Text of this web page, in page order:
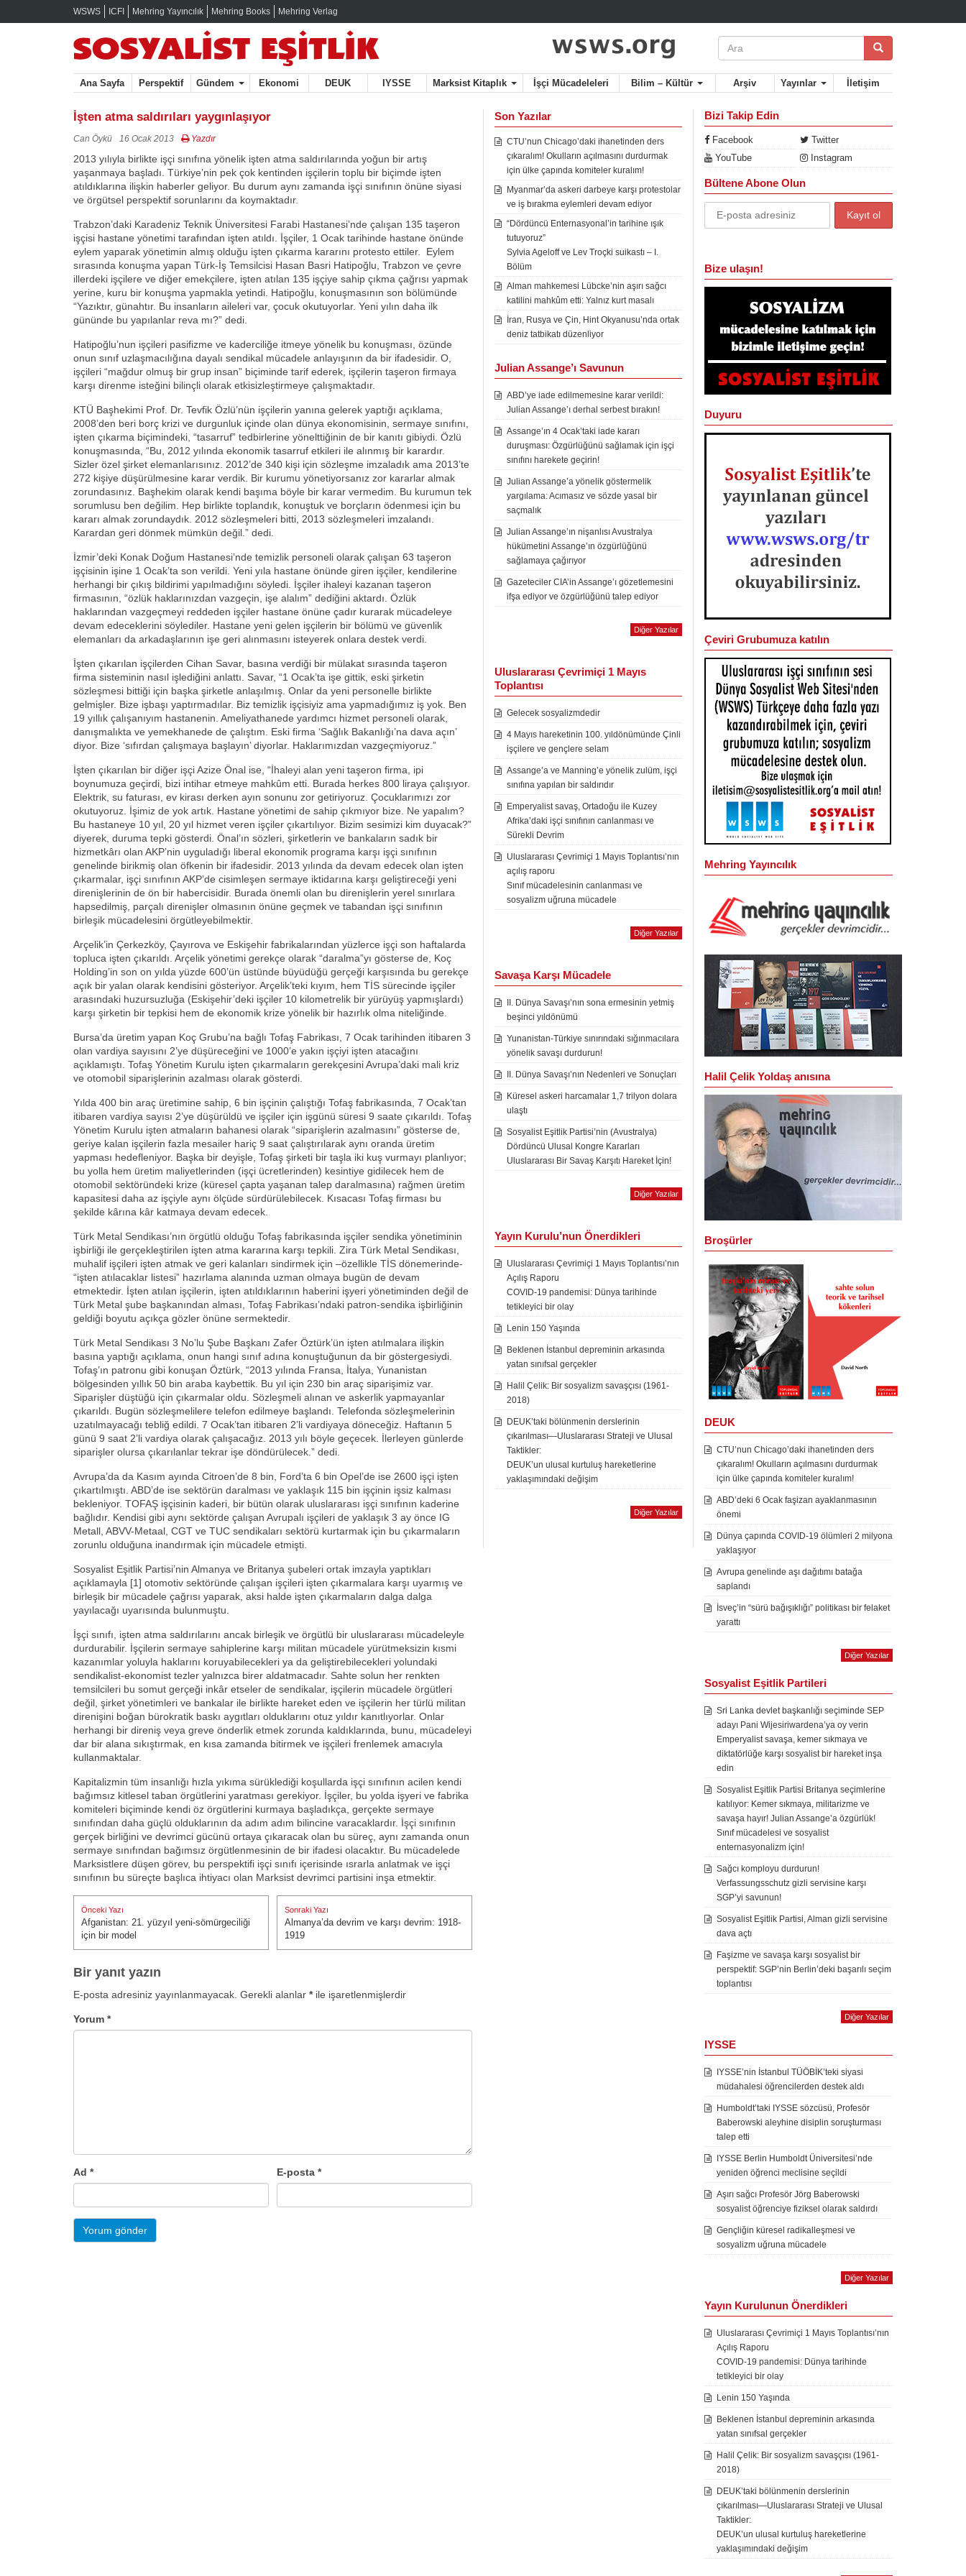
WSWS ICFI Mehring Yayıncılık Mehring Books Mehring Verlag
Ana Sayfa Perspektif Gündem Ekonomi DEUK IYSSE Marksist Kitaplık İşçi Mücadeleleri Bilim – Kültür Arşiv Yayınlar İletişim
İşten atma saldırıları yaygınlaşıyor
Can Öykü 16 Ocak 2013 Yazdır
2013 yılıyla birlikte işçi sınıfına yönelik işten atma saldırılarında yoğun bir artış
yaşanmaya başladı. Türkiye’nin pek çok kentinden işçilerin toplu bir biçimde işten
atıldıklarına ilişkin haberler geliyor. Bu durum aynı zamanda işçi sınıfının önüne siyasi
ve örgütsel perspektif sorunlarını da koymaktadır.
Trabzon’daki Karadeniz Teknik Üniversitesi Farabi Hastanesi’nde çalışan 135 taşeron
işçisi hastane yönetimi tarafından işten atıldı. İşçiler, 1 Ocak tarihinde hastane önünde
eylem yaparak yönetimin almış olduğu işten çıkarma kararını protesto ettiler. Eylem
sırasında konuşma yapan Türk-İş Temsilcisi Hasan Basri Hatipoğlu, Trabzon ve çevre
illerdeki işçilere ve diğer emekçilere, işten atılan 135 işçiye sahip çıkma çağrısı yapmak
yerine, kuru bir konuşma yapmakla yetindi. Hatipoğlu, konuşmasının son bölümünde
“Yazıktır, günahtır. Bu insanların aileleri var, çocuk okutuyorlar. Yeni yılın daha ilk
gününde bu yapılanlar reva mı?” dedi.
Hatipoğlu’nun işçileri pasifizme ve kaderciliğe itmeye yönelik bu konuşması, özünde
onun sınıf uzlaşmacılığına dayalı sendikal mücadele anlayışının da bir ifadesidir. O,
işçileri “mağdur olmuş bir grup insan” biçiminde tarif ederek, işçilerin taşeron firmaya
karşı direnme isteğini bilinçli olarak etkisizleştirmeye çalışmaktadır.
KTÜ Başhekimi Prof. Dr. Tevfik Özlü’nün işçilerin yanına gelerek yaptığı açıklama,
2008’den beri borç krizi ve durgunluk içinde olan dünya ekonomisinin, sermaye sınıfını,
işten çıkarma biçimindeki, “tasarruf” tedbirlerine yönelttiğinin de bir kanıtı gibiydi. Özlü
konuşmasında, “Bu, 2012 yılında ekonomik tasarruf etkileri ile alınmış bir karardır.
Sizler özel şirket elemanlarısınız. 2012’de 340 kişi için sözleşme imzaladık ama 2013’te
272 kişiye düşürülmesine karar verdik. Bir kurumu yönetiyorsanız zor kararlar almak
zorundasınız. Başhekim olarak kendi başıma böyle bir karar vermedim. Bu kurumun tek
sorumlusu ben değilim. Hep birlikte toplandık, konuştuk ve borçların ödenmesi için bu
kararı almak zorundaydık. 2012 sözleşmeleri bitti, 2013 sözleşmeleri imzalandı.
Karardan geri dönmek mümkün değil.” dedi.
İzmir’deki Konak Doğum Hastanesi’nde temizlik personeli olarak çalışan 63 taşeron
işçisinin işine 1 Ocak’ta son verildi. Yeni yıla hastane önünde giren işçiler, kendilerine
herhangi bir çıkış bildirimi yapılmadığını söyledi. İşçiler ihaleyi kazanan taşeron
firmasının, “özlük haklarınızdan vazgeçin, işe alalım” dediğini aktardı. Özlük
haklarından vazgeçmeyi reddeden işçiler hastane önüne çadır kurarak mücadeleye
devam edeceklerini söylediler. Hastane yeni gelen işçilerin bir bölümü ve güvenlik
elemanları da arkadaşlarının işe geri alınmasını isteyerek onlara destek verdi.
İşten çıkarılan işçilerden Cihan Savar, basına verdiği bir mülakat sırasında taşeron
firma sisteminin nasıl işlediğini anlattı. Savar, “1 Ocak’ta işe gittik, eski şirketin
sözleşmesi bittiği için başka şirketle anlaşılmış. Onlar da yeni personelle birlikte
gelmişler. Bize işbaşı yaptırmadılar. Biz temizlik işçisiyiz ama yapmadığımız iş yok. Ben
19 yıllık çalışanıyım hastanenin. Ameliyathanede yardımcı hizmet personeli olarak,
danışmalıkta ve yemekhanede de çalıştım. Eski firma ‘Sağlık Bakanlığı’na dava açın’
diyor. Bize ‘sıfırdan çalışmaya başlayın’ diyorlar. Haklarımızdan vazgeçmiyoruz.”
İşten çıkarılan bir diğer işçi Azize Önal ise, “İhaleyi alan yeni taşeron firma, ipi
boynumuza geçirdi, bizi intihar etmeye mahkûm etti. Burada herkes 800 liraya çalışıyor.
Elektrik, su faturası, ev kirası derken ayın sonunu zor getiriyoruz. Çocuklarımızı zor
okutuyoruz. İşimiz de yok artık. Hastane yönetimi de sahip çıkmıyor bize. Ne yapalım?
Bu hastaneye 10 yıl, 20 yıl hizmet veren işçiler çıkartılıyor. Bizim sesimizi kim duyacak?”
diyerek, duruma tepki gösterdi. Önal’ın sözleri, şirketlerin ve bankaların sadık bir
hizmetkârı olan AKP’nin uyguladığı liberal ekonomik programa karşı işçi sınıfının
genelinde birikmiş olan öfkenin bir ifadesidir. 2013 yılında da devam edecek olan işten
çıkarmalar, işçi sınıfının AKP’de cisimleşen sermaye iktidarına karşı geliştireceği yeni
direnişlerinin de ön bir habercisidir. Burada önemli olan bu direnişlerin yerel sınırlara
hapsedilmiş, parçalı direnişler olmasının önüne geçmek ve tabandan işçi sınıfının
birleşik mücadelesini örgütleyebilmektir.
Arçelik’in Çerkezköy, Çayırova ve Eskişehir fabrikalarından yüzlerce işçi son haftalarda
topluca işten çıkarıldı. Arçelik yönetimi gerekçe olarak “daralma”yı gösterse de, Koç
Holding’in son on yılda yüzde 600’ün üstünde büyüdüğü gerçeği karşısında bu gerekçe
açık bir yalan olarak kendisini gösteriyor. Arçelik’teki kıyım, hem TİS sürecinde işçiler
arasındaki huzursuzluğa (Eskişehir’deki işçiler 10 kilometrelik bir yürüyüş yapmışlardı)
karşı şirketin bir tepkisi hem de ekonomik krize yönelik bir hazırlık olma niteliğinde.
Bursa’da üretim yapan Koç Grubu’na bağlı Tofaş Fabrikası, 7 Ocak tarihinden itibaren 3
olan vardiya sayısını 2’ye düşüreceğini ve 1000’e yakın işçiyi işten atacağını
açıklamıştı. Tofaş Yönetim Kurulu işten çıkarmaların gerekçesini Avrupa’daki mali kriz
ve otomobil siparişlerinin azalması olarak gösterdi.
Yılda 400 bin araç üretimine sahip, 6 bin işçinin çalıştığı Tofaş fabrikasında, 7 Ocak’tan
itibaren vardiya sayısı 2’ye düşürüldü ve işçiler için işgünü süresi 9 saate çıkarıldı. Tofaş
Yönetim Kurulu işten atmaların bahanesi olarak “siparişlerin azalmasını” gösterse de,
geriye kalan işçilerin fazla mesailer hariç 9 saat çalıştırılarak aynı oranda üretim
yapması hedefleniyor. Başka bir deyişle, Tofaş şirketi bir taşla iki kuş vurmayı planlıyor;
bu yolla hem üretim maliyetlerinden (işçi ücretlerinden) kesintiye gidilecek hem de
otomobil sektöründeki krize (küresel çapta yaşanan talep daralmasına) rağmen üretim
kapasitesi daha az işçiyle aynı ölçüde sürdürülebilecek. Kısacası Tofaş firması bu
şekilde kârına kâr katmaya devam edecek.
Türk Metal Sendikası’nın örgütlü olduğu Tofaş fabrikasında işçiler sendika yönetiminin
işbirliği ile gerçekleştirilen işten atma kararına karşı tepkili. Zira Türk Metal Sendikası,
muhalif işçileri işten atmak ve geri kalanları sindirmek için –özellikle TİS dönemerinde-
“işten atılacaklar listesi” hazırlama alanında uzman olmaya bugün de devam
etmektedir. İşten atılan işçilerin, işten atıldıklarının haberini işyeri yönetiminden değil de
Türk Metal şube başkanından alması, Tofaş Fabrikası’ndaki patron-sendika işbirliğinin
geldiği boyutu açıkça gözler önüne sermektedir.
Türk Metal Sendikası 3 No’lu Şube Başkanı Zafer Öztürk’ün işten atılmalara ilişkin
basına yaptığı açıklama, onun hangi sınıf adına konuştuğunun da bir göstergesiydi.
Tofaş’ın patronu gibi konuşan Öztürk, “2013 yılında Fransa, İtalya, Yunanistan
bölgesinden yıllık 50 bin araba kaybettik. Bu yıl için 230 bin araç siparişimiz var.
Siparişler düştüğü için çıkarmalar oldu. Sözleşmeli alınan ve askerlik yapmayanlar
çıkarıldı. Bugün sözleşmelilere telefon edilmeye başlandı. Telefonda sözleşmelerinin
uzatılmayacağı tebliğ edildi. 7 Ocak’tan itibaren 2’li vardiyaya döneceğiz. Haftanın 5
günü 9 saat 2’li vardiya olarak çalışacağız. 2013 yılı böyle geçecek. İlerleyen günlerde
siparişler olursa çıkarılanlar tekrar işe döndürülecek.” dedi.
Avrupa’da da Kasım ayında Citroen’de 8 bin, Ford’ta 6 bin Opel’de ise 2600 işçi işten
çıkartılmıştı. ABD’de ise sektörün daralması ve yaklaşık 115 bin işçinin işsiz kalması
bekleniyor. TOFAŞ işçisinin kaderi, bir bütün olarak uluslararası işçi sınıfının kaderine
bağlıdır. Kendisi gibi aynı sektörde çalışan Avrupalı işçileri de yaklaşık 3 ay önce IG
Metall, ABVV-Metaal, CGT ve TUC sendikaları sektörü kurtarmak için bu çıkarmaların
zorunlu olduğuna inandırmak için mücadele etmişti.
Sosyalist Eşitlik Partisi’nin Almanya ve Britanya şubeleri ortak imzayla yaptıkları
açıklamayla [1] otomotiv sektöründe çalışan işçileri işten çıkarmalara karşı uyarmış ve
birleşik bir mücadele çağrısı yaparak, aksi halde işten çıkarmaların dalga dalga
yayılacağı uyarısında bulunmuştu.
İşçi sınıfı, işten atma saldırılarını ancak birleşik ve örgütlü bir uluslararası mücadeleyle
durdurabilir. İşçilerin sermaye sahiplerine karşı militan mücadele yürütmeksizin kısmi
kazanımlar yoluyla haklarını koruyabilecekleri ya da geliştirebilecekleri yolundaki
sendikalist-ekonomist tezler yalnızca birer aldatmacadır. Sahte solun her renkten
temsilcileri bu somut gerçeği inkâr etseler de sendikalar, işçilerin mücadele örgütleri
değil, şirket yönetimleri ve bankalar ile birlikte hareket eden ve işçilerin her türlü militan
direnişini boğan bürokratik baskı aygıtları olduklarını otuz yıldır kanıtlıyorlar. Onlar
herhangi bir direniş veya greve önderlik etmek zorunda kaldıklarında, bunu, mücadeleyi
dar bir alana sıkıştırmak, en kısa zamanda bitirmek ve işçileri frenlemek amacıyla
kullanmaktalar.
Kapitalizmin tüm insanlığı hızla yıkıma sürüklediği koşullarda işçi sınıfının acilen kendi
bağımsız kitlesel taban örgütlerini yaratması gerekiyor. İşçiler, bu yolda işyeri ve fabrika
komiteleri biçiminde kendi öz örgütlerini kurmaya başladıkça, gerçekte sermaye
sınıfından daha güçlü olduklarının da adım adım bilincine varacaklardır. İşçi sınıfının
gerçek birliğini ve devrimci gücünü ortaya çıkaracak olan bu süreç, aynı zamanda onun
sermaye sınıfından bağımsız örgütlenmesinin de bir ifadesi olacaktır. Bu mücadelede
Marksistlere düşen görev, bu perspektifi işçi sınıfı içerisinde ısrarla anlatmak ve işçi
sınıfının bu süreçte başlıca ihtiyacı olan Marksist devrimci partisini inşa etmektir.
Yazı
gezinmesi
Önceki Yazı
Önceki Yazı:
Afganistan: 21. yüzyıl yeni-sömürgeciliği
için bir model
Sonraki Yazı
Sonraki Yazı:
Almanya’da devrim ve karşı devrim: 1918-
1919
Bir yanıt yazın
E-posta adresiniz yayınlanmayacak. Gerekli alanlar *ile işaretlenmişlerdir
Yorum *
Ad * E-posta*
Son Yazılar
CTU’nun Chicago’daki ihanetinden ders
çıkaralım! Okulların açılmasını durdurmak
için ülke çapında komiteler kuralım!
Myanmar’da askeri darbeye karşı protestolar
ve iş bırakma eylemleri devam ediyor
“Dördüncü Enternasyonal’in tarihine ışık
tutuyoruz”
Sylvia Ageloff ve Lev Troçki suikastı – I.
Bölüm
Alman mahkemesi Lübcke’nin aşırı sağcı
katilini mahkûm etti: Yalnız kurt masalı
İran, Rusya ve Çin, Hint Okyanusu’nda ortak
deniz tatbikatı düzenliyor
Julian Assange’ı Savunun
ABD’ye iade edilmemesine karar verildi:
Julian Assange’ı derhal serbest bırakın!
Assange’ın 4 Ocak’taki iade kararı
duruşması: Özgürlüğünü sağlamak için işçi
sınıfını harekete geçirin!
Julian Assange’a yönelik göstermelik
yargılama: Acımasız ve sözde yasal bir
saçmalık
Julian Assange’ın nişanlısı Avustralya
hükümetini Assange’ın özgürlüğünü
sağlamaya çağırıyor
Gazeteciler CIA’in Assange’ı gözetlemesini
ifşa ediyor ve özgürlüğünü talep ediyor
Diğer Yazılar
Uluslararası Çevrimiçi 1 Mayıs
Toplantısı
Gelecek sosyalizmdedir
4 Mayıs hareketinin 100. yıldönümünde Çinli
işçilere ve gençlere selam
Assange’a ve Manning’e yönelik zulüm, işçi
sınıfına yapılan bir saldırıdır
Emperyalist savaş, Ortadoğu ile Kuzey
Afrika’daki işçi sınıfının canlanması ve
Sürekli Devrim
Uluslararası Çevrimiçi 1 Mayıs Toplantısı’nın
açılış raporu
Sınıf mücadelesinin canlanması ve
sosyalizm uğruna mücadele
Diğer Yazılar
Savaşa Karşı Mücadele
II. Dünya Savaşı’nın sona ermesinin yetmiş
beşinci yıldönümü
Yunanistan-Türkiye sınırındaki sığınmacılara
yönelik savaşı durdurun!
II. Dünya Savaşı’nın Nedenleri ve Sonuçları
Küresel askeri harcamalar 1,7 trilyon dolara
ulaştı
Sosyalist Eşitlik Partisi’nin (Avustralya)
Dördüncü Ulusal Kongre Kararları
Uluslararası Bir Savaş Karşıtı Hareket İçin!
Diğer Yazılar
Yayın Kurulu’nun Önerdikleri
Uluslararası Çevrimiçi 1 Mayıs Toplantısı’nın
Açılış Raporu
COVID-19 pandemisi: Dünya tarihinde
tetikleyici bir olay
Lenin 150 Yaşında
Beklenen İstanbul depreminin arkasında
yatan sınıfsal gerçekler
Halil Çelik: Bir sosyalizm savaşçısı (1961-
2018)
DEUK’taki bölünmenin derslerinin
çıkarılması—Uluslararası Strateji ve Ulusal
Taktikler:
DEUK’un ulusal kurtuluş hareketlerine
yaklaşımındaki değişim
Diğer Yazılar
Bizi Takip Edin
Facebook
Twitter
YouTube
Instagram
Bültene Abone Olun
Bize ulaşın!
Duyuru
Çeviri Grubumuza katılın
Mehring Yayıncılık
Halil Çelik Yoldaş anısına
Broşürler
DEUK
CTU’nun Chicago’daki ihanetinden ders
çıkaralım! Okulların açılmasını durdurmak
için ülke çapında komiteler kuralım!
ABD’deki 6 Ocak faşizan ayaklanmasının
önemi
Dünya çapında COVID-19 ölümleri 2 milyona
yaklaşıyor
Avrupa genelinde aşı dağıtımı batağa
saplandı
İsveç’in “sürü bağışıklığı” politikası bir felaket
yarattı
Diğer Yazılar
Sosyalist Eşitlik Partileri
Sri Lanka devlet başkanlığı seçiminde SEP
adayı Pani Wijesiriwardena’ya oy verin
Emperyalist savaşa, kemer sıkmaya ve
diktatörlüğe karşı sosyalist bir hareket inşa
edin
Sosyalist Eşitlik Partisi Britanya seçimlerine
katılıyor: Kemer sıkmaya, militarizme ve
savaşa hayır! Julian Assange’a özgürlük!
Sınıf mücadelesi ve sosyalist
enternasyonalizm için!
Sağcı komployu durdurun!
Verfassungsschutz gizli servisine karşı
SGP’yi savunun!
Sosyalist Eşitlik Partisi, Alman gizli servisine
dava açtı
Faşizme ve savaşa karşı sosyalist bir
perspektif: SGP’nin Berlin’deki başarılı seçim
toplantısı
Diğer Yazılar
IYSSE
IYSSE’nin İstanbul TÜÖBİK’teki siyasi
müdahalesi öğrencilerden destek aldı
Humboldt’taki IYSSE sözcüsü, Profesör
Baberowski aleyhine disiplin soruşturması
talep etti
IYSSE Berlin Humboldt Üniversitesi’nde
yeniden öğrenci meclisine seçildi
Aşırı sağcı Profesör Jörg Baberowski
sosyalist öğrenciye fiziksel olarak saldırdı
Gençliğin küresel radikalleşmesi ve
sosyalizm uğruna mücadele
Diğer Yazılar
Yayın Kurulunun Önerdikleri
Uluslararası Çevrimiçi 1 Mayıs Toplantısı’nın
Açılış Raporu
COVID-19 pandemisi: Dünya tarihinde
tetikleyici bir olay
Lenin 150 Yaşında
Beklenen İstanbul depreminin arkasında
yatan sınıfsal gerçekler
Halil Çelik: Bir sosyalizm savaşçısı (1961-
2018)
DEUK’taki bölünmenin derslerinin
çıkarılması—Uluslararası Strateji ve Ulusal
Taktikler:
DEUK’un ulusal kurtuluş hareketlerine
yaklaşımındaki değişim